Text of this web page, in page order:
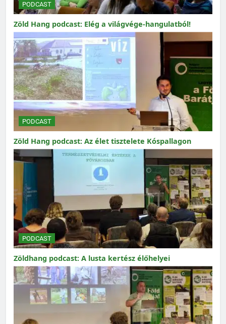
PODCAST
Zöld Hang podcast: Elég a világvége-hangulatból!
PODCAST
Zöld Hang podcast: Az élet tisztelete Kóspallagon
PODCAST
Zöldhang podcast: A lusta kertész élőhelyei